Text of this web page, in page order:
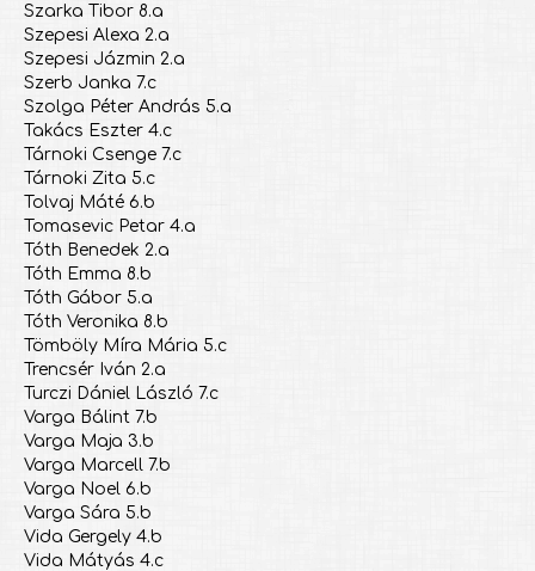
Szarka Tibor 8.a
Szepesi Alexa 2.a
Szepesi Jázmin 2.a
Szerb Janka 7.c
Szolga Péter András 5.a
Takács Eszter 4.c
Tárnoki Csenge 7.c
Tárnoki Zita 5.c
Tolvaj Máté 6.b
Tomasevic Petar 4.a
Tóth Benedek 2.a
Tóth Emma 8.b
Tóth Gábor 5.a
Tóth Veronika 8.b
Tömböly Míra Mária 5.c
Trencsér Iván 2.a
Turczi Dániel László 7.c
Varga Bálint 7.b
Varga Maja 3.b
Varga Marcell 7.b
Varga Noel 6.b
Varga Sára 5.b
Vida Gergely 4.b
Vida Mátyás 4.c